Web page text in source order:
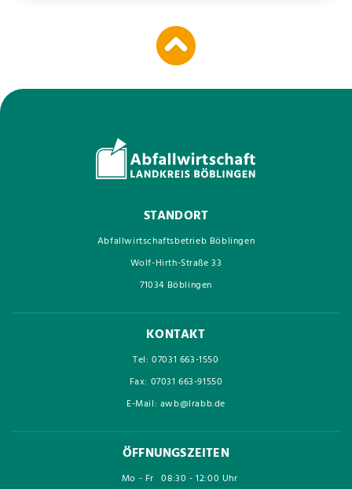
STANDORT
Abfallwirtschaftsbetrieb Böblingen
Wolf-Hirth-Straße 33
71034 Böblingen
KONTAKT
Tel: 07031 663-1550
Fax: 07031 663-91550
E-Mail: awb@lrabb.de
ÖFFNUNGSZEITEN
Mo - Fr 08:30 - 12:00 Uhr